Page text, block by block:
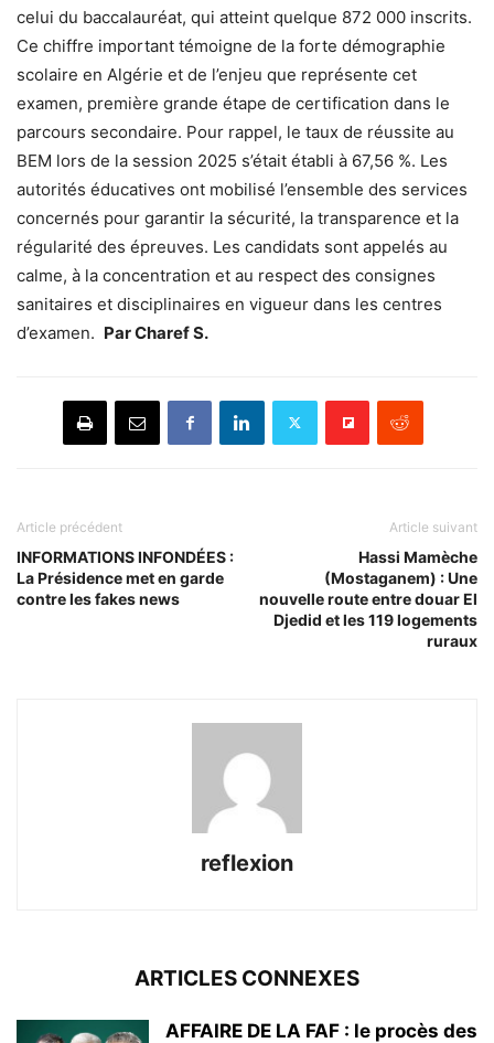
celui du baccalauréat, qui atteint quelque 872 000 inscrits.
Ce chiffre important témoigne de la forte démographie
scolaire en Algérie et de l’enjeu que représente cet
examen, première grande étape de certification dans le
parcours secondaire. Pour rappel, le taux de réussite au
BEM lors de la session 2025 s’était établi à 67,56 %. Les
autorités éducatives ont mobilisé l’ensemble des services
concernés pour garantir la sécurité, la transparence et la
régularité des épreuves. Les candidats sont appelés au
calme, à la concentration et au respect des consignes
sanitaires et disciplinaires en vigueur dans les centres
d’examen. Par Charef S.
Article précédent
INFORMATIONS INFONDÉES :
La Présidence met en garde
contre les fakes news
Article suivant
Hassi Mamèche
(Mostaganem) : Une
nouvelle route entre douar El
Djedid et les 119 logements
ruraux
reflexion
ARTICLES CONNEXES
AFFAIRE DE LA FAF : le procès des